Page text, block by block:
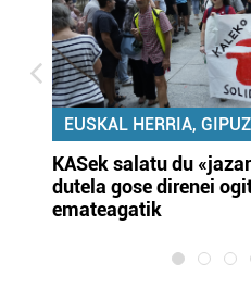
EUSKAL HERRIA,
KASek salatu du
dutela gose direnei
emateagatik